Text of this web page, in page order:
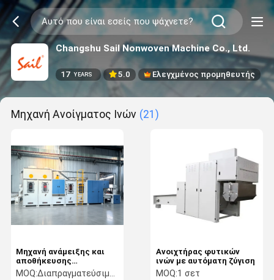
Changshu Sail Nonwoven Machine Co., Ltd.
17 YEARS 5.0 Ελεγχμένος προμηθευτής
Μηχανή Ανοίγματος Ινών (21)
Μηχανή ανάμειξης και
αποθήκευσης
συνδυασμού
MOQ:Διαπραγματεύσιμος
Ανοιχτήρας φυτικών
ινών με αυτόματη ζύγιση
MOQ:1 σετ